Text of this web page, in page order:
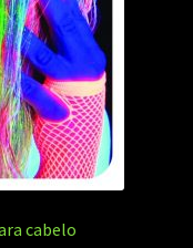
cabelo